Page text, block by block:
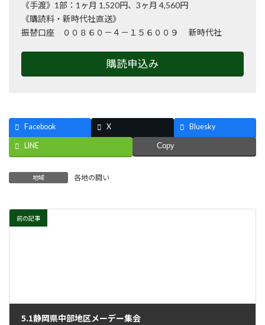
《手渡》1部：1ヶ月 1,520円、3ヶ月 4,560円
《購読料・新時代社直送》
振替口座 ００８６０－４－１５６００９ 新時代社
購読申込み
Facebook X Bluesky
LINE Copy
地域 各地の闘い
前の記事
5.1静岡県中部地区メーデー集会